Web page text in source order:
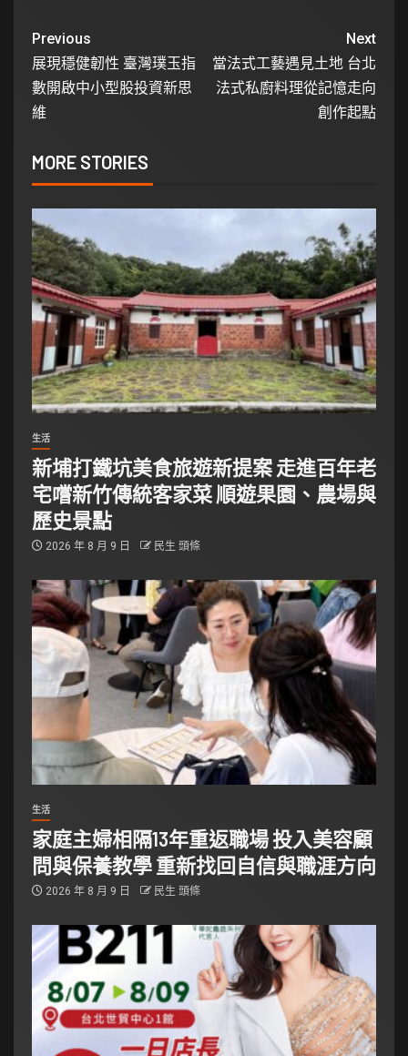
Previous
展現穩健韌性 臺灣璞玉指
數開啟中小型股投資新思
維
Next
當法式工藝遇見土地 台北
法式私廚料理從記憶走向
創作起點
MORE STORIES
生活
新埔打鐵坑美食旅遊新提案 走進百年老
宅嚐新竹傳統客家菜 順遊果園、農場與
歷史景點
2026 年 8 月 9 日 民生 頭條
生活
家庭主婦相隔13年重返職場 投入美容顧
問與保養教學 重新找回自信與職涯方向
2026 年 8 月 9 日 民生 頭條